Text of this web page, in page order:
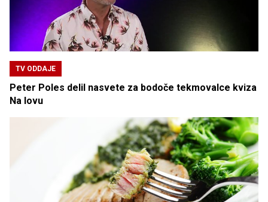
TV ODDAJE
Peter Poles delil nasvete za bodoče tekmovalce kviza
Na lovu